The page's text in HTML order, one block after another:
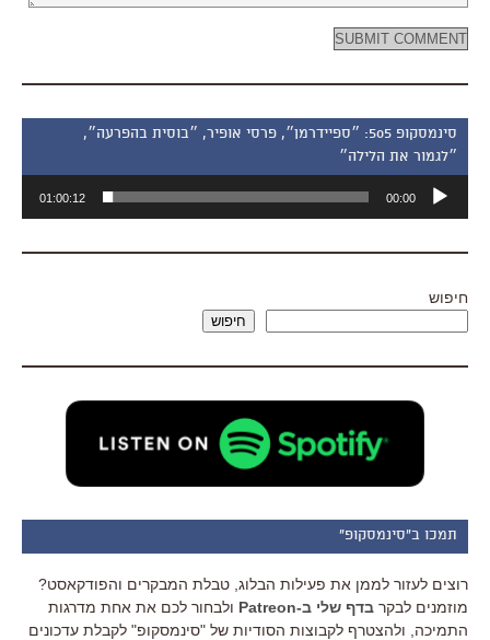
סינמסקופ 505: ״ספיידרמן״, פרסי אופיר, ״בוסית בהפרעה״,
״לגמור את הלילה״
אודיו
00:00
01:00:12
חיפוש
חיפוש
תמכו ב"סינמסקופ"
רוצים לעזור לממן את פעילות הבלוג, טבלת המבקרים והפודקאסט?
מוזמנים לבקר בדף שלי ב-Patreon
ולבחור לכם את אחת מדרגות
התמיכה, ולהצטרף לקבוצות הסודיות של "סינמסקופ" לקבלת עדכונים